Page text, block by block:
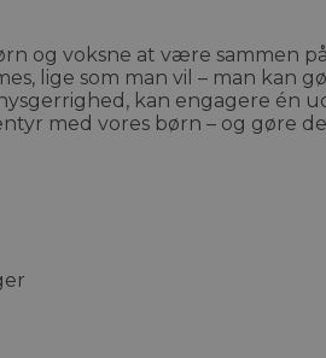
og voksne at være sammen
lige som man vil – man
kan engagere én
med vores børn – og gøre